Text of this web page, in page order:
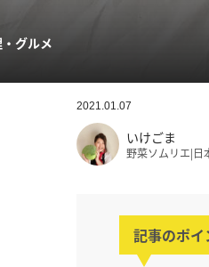
グルメ
2021.01.07
いけごま
野菜ソムリエ|日
記事のポイ